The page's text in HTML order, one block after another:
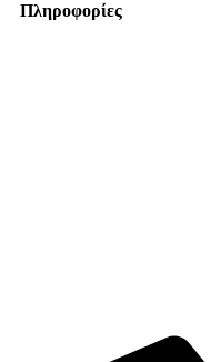
Πληροφορίες